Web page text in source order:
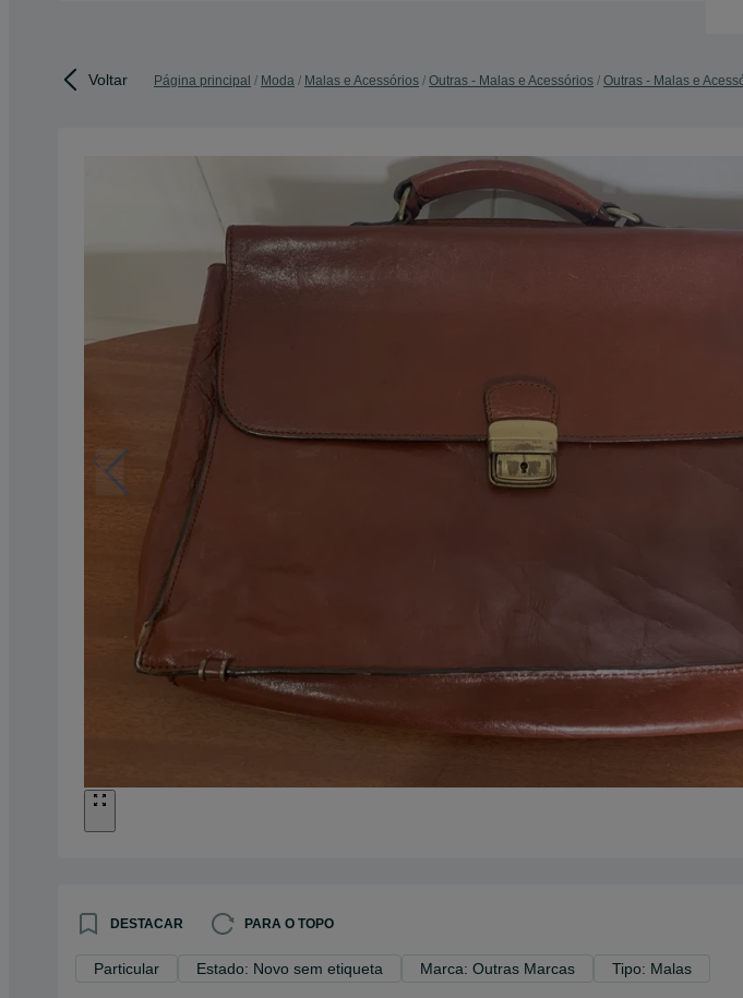
Voltar Página principal Moda Malas e Acessórios Outras - Malas e Acessórios Outras - Malas e
DESTACAR PARA O TOPO
Particular Estado: Novo sem etiqueta Marca: Outras Marcas Tipo: Malas